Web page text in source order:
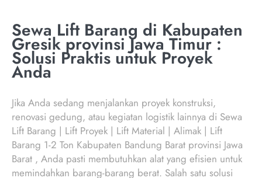
Sewa Lift Barang di Kabupaten
Gresik provinsi Jawa Timur :
Solusi Praktis untuk Proyek
Anda
Jika Anda sedang menjalankan proyek konstruksi,
renovasi gedung, atau kegiatan logistik lainnya di Sewa
Lift Barang | Lift Proyek | Lift Material | Alimak | Lift
Barang 1-2 Ton Kabupaten Bandung Barat provinsi Jawa
Barat , Anda pasti membutuhkan alat yang efisien untuk
memindahkan barang-barang berat. Salah satu solusi